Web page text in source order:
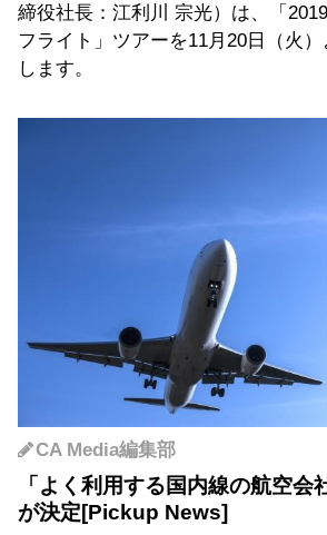
締役社長：江利川 宗光）は、「
フライト」ツアーを11月20日（火
します。
CA Media編集部
「よく利用する国内線の航空会
が決定